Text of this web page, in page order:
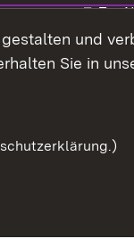
Fenster)
Zur
und
Sie in